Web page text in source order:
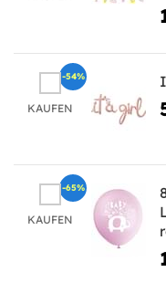
KAUFEN
-54%
KAUFEN
-65%